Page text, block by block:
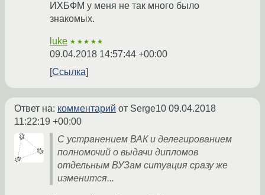
ИХБФМ у меня не так много было
знакомых.
luke ★★★★★
09.04.2018 14:57:44 +00:00
Ссылка
Ответ на: комментарий от Serge10 09.04.2018
11:22:19 +00:00
С устранением ВАК и делегированием
полномочий о выдачи дипломов
отдельным ВУЗам ситуация сразу же
изменится...